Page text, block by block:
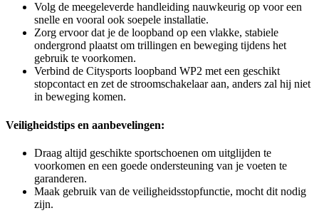
Volg de meegeleverde handleiding nauwkeurig op voor een
snelle en vooral ook soepele installatie.
Zorg ervoor dat je de loopband op een vlakke, stabiele
ondergrond plaatst om trillingen en beweging tijdens het
gebruik te voorkomen.
Verbind de Citysports loopband WP2 met een geschikt
stopcontact en zet de stroomschakelaar aan, anders zal hij niet
in beweging komen.
Veiligheidstips en aanbevelingen:
Draag altijd geschikte sportschoenen om uitglijden te
voorkomen en een goede ondersteuning van je voeten te
garanderen.
Maak gebruik van de veiligheidsstopfunctie, mocht dit nodig
zijn.